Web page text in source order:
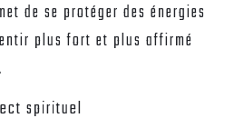
de se protéger des énergies
plus fort et plus affirmé
spirituel